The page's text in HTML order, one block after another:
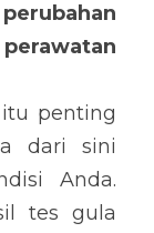
penting
dari sini
Anda.
tes gula